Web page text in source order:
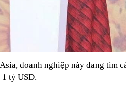
doanh nghiệp này đang tìm
tỷ USD.